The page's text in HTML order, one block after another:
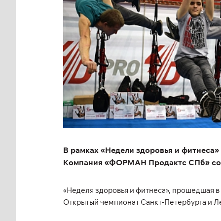
В рамках «Недели здоровья и
Компания «ФОРМАН Продактс СПб»
«Неделя здоровья и фитнеса», прошедшая
Открытый чемпионат Санкт-Петербурга и